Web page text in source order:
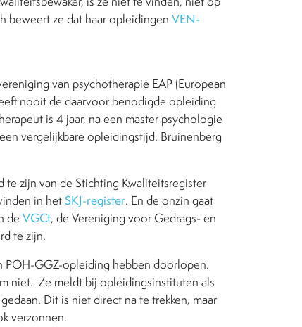
beweert ze dat haar opleidingen VEN-
van psychotherapie EAP (European
nooit de daarvoor benodigde opleiding
is 4 jaar, na een master psychologie
vergelijkbare opleidingstijd. Bruinenberg
te zijn van de Stichting Kwaliteitsregister
in hetSKJ-register. En de onzin gaat
de VGCt, de Vereniging voor Gedrags- en
te zijn.
POH-GGZ-opleiding hebben doorlopen.
niet. Ze meldt bij opleidingsinstituten als
Dit is niet direct na te trekken, maar
verzonnen.